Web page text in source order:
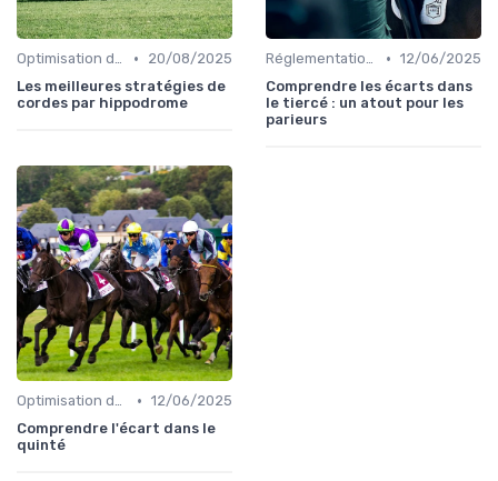
Optimisation des performances •
20/08/2025
Les meilleures stratégies de
cordes par hippodrome
Réglementation des courses • 12/06/2025
Comprendre les écarts dans
le tiercé : un atout pour les
parieurs
Optimisation des performances • 12/06/2025
Comprendre l'écart dans le
quinté